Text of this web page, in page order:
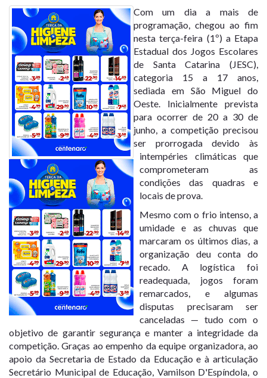
Com um dia a mais de
programação, chegou ao fim
nesta terça-feira (1º) a Etapa
Estadual dos Jogos Escolares
de Santa Catarina (JESC),
categoria 15 a 17 anos,
sediada em São Miguel do
Oeste. Inicialmente prevista
para ocorrer de 20 a 30 de
junho, a competição precisou
ser prorrogada devido às
intempéries climáticas que
comprometeram as
condições das quadras e
locais de prova.
Mesmo com o frio intenso, a
umidade e as chuvas que
marcaram os últimos dias, a
organização deu conta do
recado. A logística foi
readequada, jogos foram
remarcados, e algumas
disputas precisaram ser
canceladas — tudo com o
objetivo de garantir segurança e manter a integridade da
competição. Graças ao empenho da equipe organizadora, ao
apoio da Secretaria de Estado da Educação e à articulação
Secretário Municipal de Educação, Vamilson D'Espíndola, o